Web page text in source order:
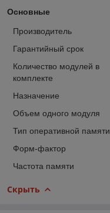
Основные
Производитель
Гарантийный срок
Количество модулей в
комплекте
Назначение
Объем одного модуля
Тип оперативной памяти
Форм-фактор
Частота памяти
Скрыть